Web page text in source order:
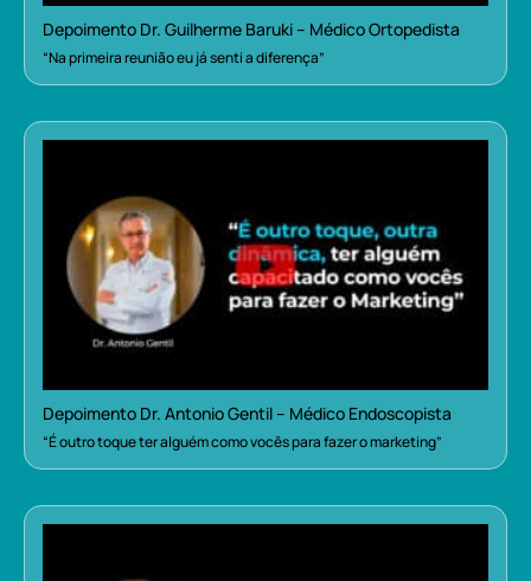
Depoimento Dr. Guilherme Baruki – Médico Ortopedista
“Na primeira reunião eu já senti a diferença”
Depoimento Dr. Antonio Gentil – Médico Endoscopista
“É outro toque ter alguém como vocês para fazer o marketing”